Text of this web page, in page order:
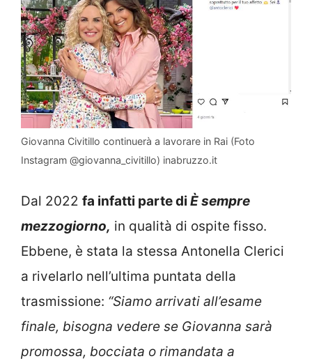
Giovanna Civitillo continuerà a lavorare in Rai (Foto
Instagram @giovanna_civitillo) inabruzzo.it
Dal 2022 fa infatti parte di È sempre
mezzogiorno, in qualità di ospite fisso.
Ebbene, è stata la stessa Antonella Clerici
a rivelarlo nell’ultima puntata della
trasmissione: “Siamo arrivati all’esame
finale, bisogna vedere se Giovanna sarà
promossa, bocciata o rimandata a